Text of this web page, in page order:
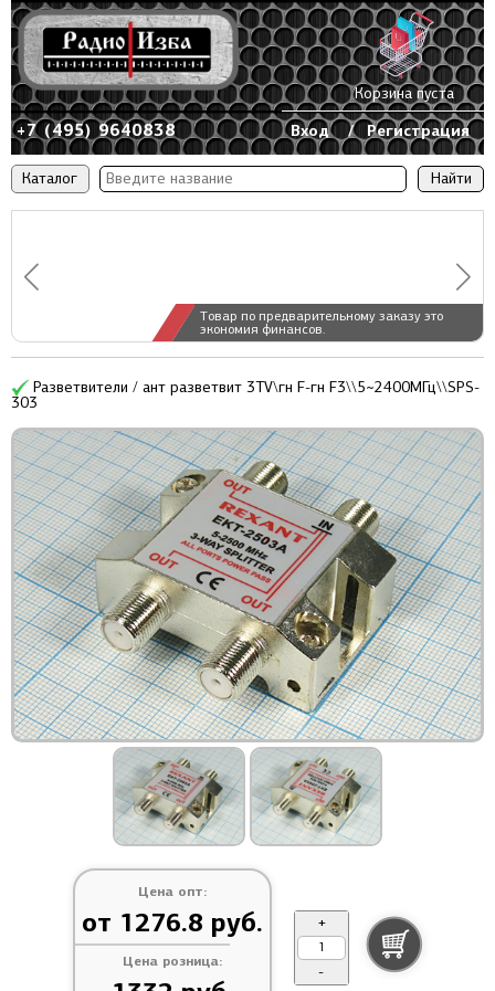
Каталог
Товар по предварительному заказу это
экономия финансов.
+7 (495) 9640838 Вход / Регистрация
Корзина пуста
Разветвители / ант разветвит 3TV\гн F-гн F3\\5~2400МГц\\SPS-
303
Цена опт:
от 1276.8 руб.
Цена розница:
+
-